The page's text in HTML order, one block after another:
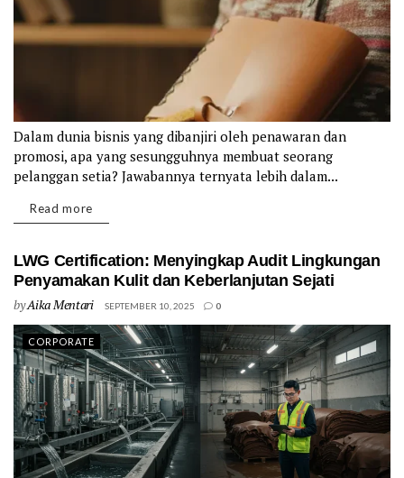
Dalam dunia bisnis yang dibanjiri oleh penawaran dan
promosi, apa yang sesungguhnya membuat seorang
pelanggan setia? Jawabannya ternyata lebih dalam...
Read moreDetails
LWG Certification: Menyingkap Audit Lingkungan
Penyamakan Kulit dan Keberlanjutan Sejati
byAika Mentari SEPTEMBER 10, 2025 0
CORPORATE